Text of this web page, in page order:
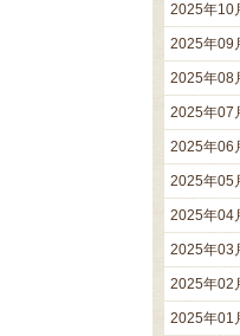
2025年10
2025年09
2025年08
2025年07
2025年06
2025年05
2025年04
2025年03
2025年02
2025年01